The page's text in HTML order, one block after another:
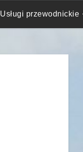
Usługi przewodnickie